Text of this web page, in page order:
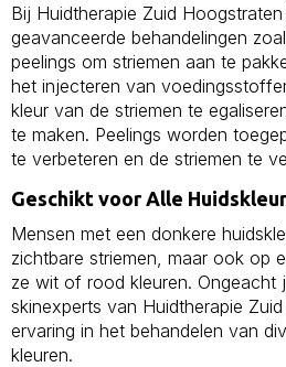
Bij Huidtherapie Zuid
geavanceerde behandelingen
peelings om striemen aan te
het injecteren van
kleur van de striemen te
te maken. Peelings worden
te verbeteren en de striemen te
Geschikt voor Alle
Mensen met een donkere
zichtbare striemen, maar ook op
ze wit of rood kleuren. Ongeacht
skinexperts van Huidtherapie
ervaring in het behandelen van
kleuren.